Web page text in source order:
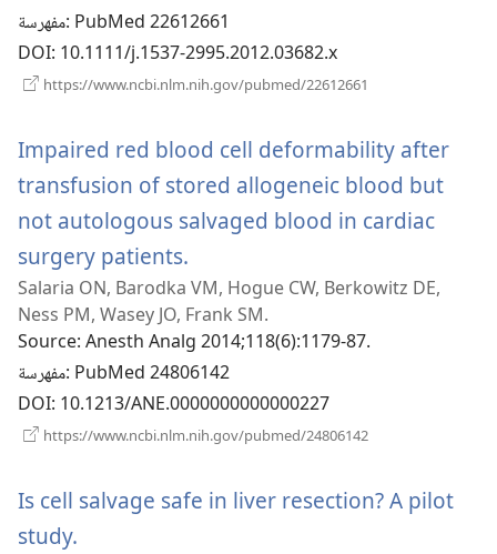
مفهرسة‎: PubMed 22612661
DOI‎: 10.1111/j.1537-2995.2012.03682.x
https://www.ncbi.nlm.nih.gov/pubmed/22612661
Impaired red blood cell deformability after
transfusion of stored allogeneic blood but
not autologous salvaged blood in cardiac
surgery patients.
نافذة
جديدة)
Salaria ON, Barodka VM, Hogue CW, Berkowitz DE,
Ness PM, Wasey JO, Frank SM.
Source‎: Anesth Analg 2014;118(6):1179-87.
مفهرسة‎: PubMed 24806142
DOI‎: 10.1213/ANE.0000000000000227
https://www.ncbi.nlm.nih.gov/pubmed/24806142
Is cell salvage safe in liver resection? A pilot
study.